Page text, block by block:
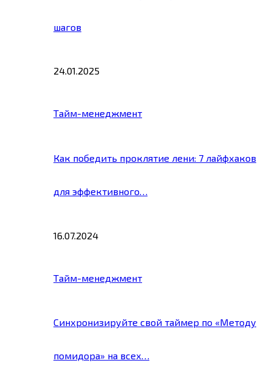
шагов
24.01.2025
Тайм-менеджмент
Как победить проклятие лени: 7 лайфхаков
для эффективного…
16.07.2024
Тайм-менеджмент
Синхронизируйте свой таймер по «Методу
помидора» на всех…